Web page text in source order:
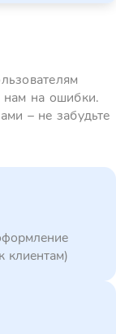
нам на ошибки.
– не забудьте
клиентам)